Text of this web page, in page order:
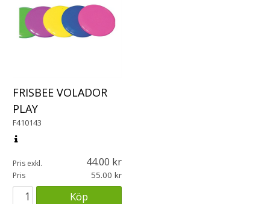
FRISBEE VOLADOR
PLAY
F410143
Pris exkl. 44.00
Pris 55.00
Köp